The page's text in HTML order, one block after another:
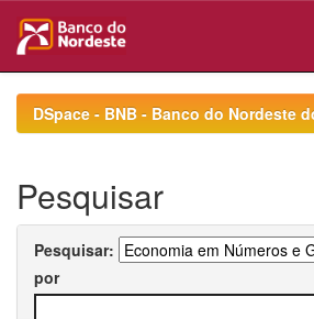
navigationDSpace - BNB - Banco do Nordeste
Pesquisar
Pesquisar:
por